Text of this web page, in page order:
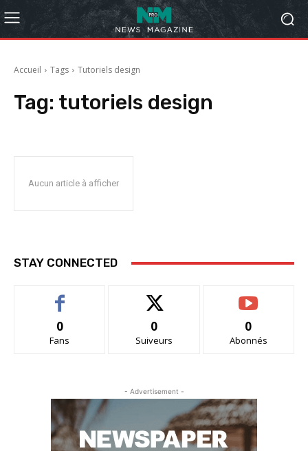
Accueil Tags Tutoriels design
Tag: tutoriels design
Aucun article à afficher
STAY CONNECTED
0
Fans
0
Suiveurs
0
Abonnés
- Advertisement -